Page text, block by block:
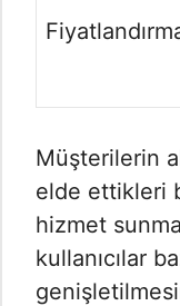
Müşterilerin
elde ettikleri
hizmet
kullanıcılar